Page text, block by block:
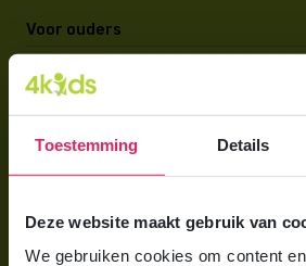
Toestemming Details
Deze website maakt gebruik van
We gebruiken cookies om content
Voor ouders
Hoe vind ik een gastouder?
Voor gastouders
Gastouder worden bij 4Kids